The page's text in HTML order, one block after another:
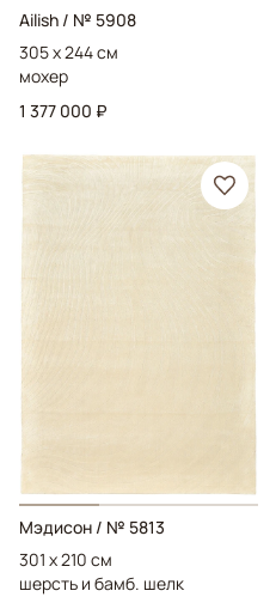
Ailish / № 5908
305 x 244 см
мохер
1 377 000 ₽
Mэдисон / № 5813
301 x 210 см
шерсть и бамб. шелк